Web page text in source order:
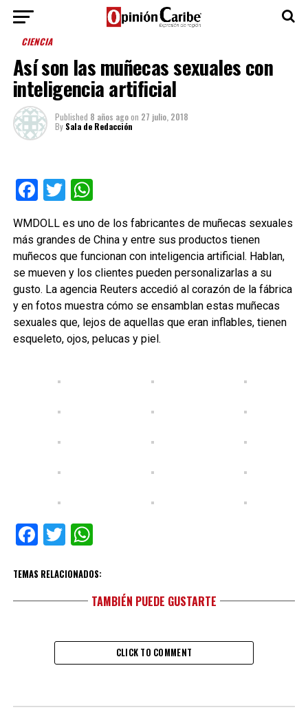
CIENCIA
Así son las muñecas sexuales con
inteligencia artificial
Published 8 años agoon 27 julio, 2018
By Sala de Redacción
Facebook
TwitterWhatsApp
WMDOLL es uno de los fabricantes de muñecas sexuales
más grandes de China y entre sus productos tienen
muñecos que funcionan con inteligencia artificial. Hablan,
se mueven y los clientes pueden personalizarlas a su
gusto. La agencia Reuters accedió al corazón de la fábrica
y en fotos muestra cómo se ensamblan estas muñecas
sexuales que, lejos de aquellas que eran inflables, tienen
esqueleto, ojos, pelucas y piel.
Facebook
TwitterWhatsApp
TEMAS RELACIONADOS:
TAMBIÉN PUEDE GUSTARTE
CLICK TO COMMENT